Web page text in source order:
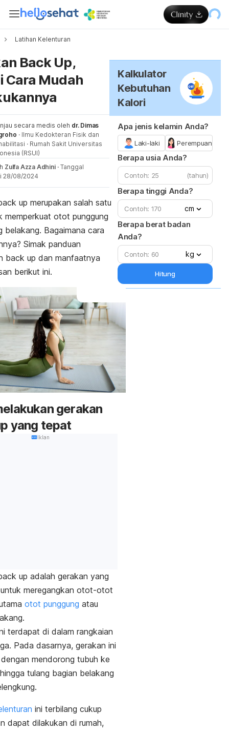
Latihan Kelenturan
Back Up,
Cara Mudah
secara medis oleh dr. Dimas
· Ilmu Kedokteran Fisik dan
· Rumah Sakit Universitas
(RSUI)
Zulfa Azza Adhini · Tanggal
28/08/2024
up merupakan salah satu
memperkuat otot punggung
belakang. Bagaimana cara
Simak panduan
back up dan manfaatnya
berikut ini.
gerakan
yang tepat
Iklan
up adalah gerakan yang
meregangkan otot-otot
otot punggung atau
terdapat di dalam rangkaian
Pada dasarnya, gerakan ini
mendorong tubuh ke
tulang bagian belakang
ini terbilang cukup
dapat dilakukan di rumah,
Kalkulator
Kebutuhan
Kalori
Apa jenis kelamin Anda?
Laki-laki Perempuan
Berapa usia Anda?
(tahun)
Berapa tinggi Anda?
cm
Berapa berat badan
Anda?
kg
Hitung